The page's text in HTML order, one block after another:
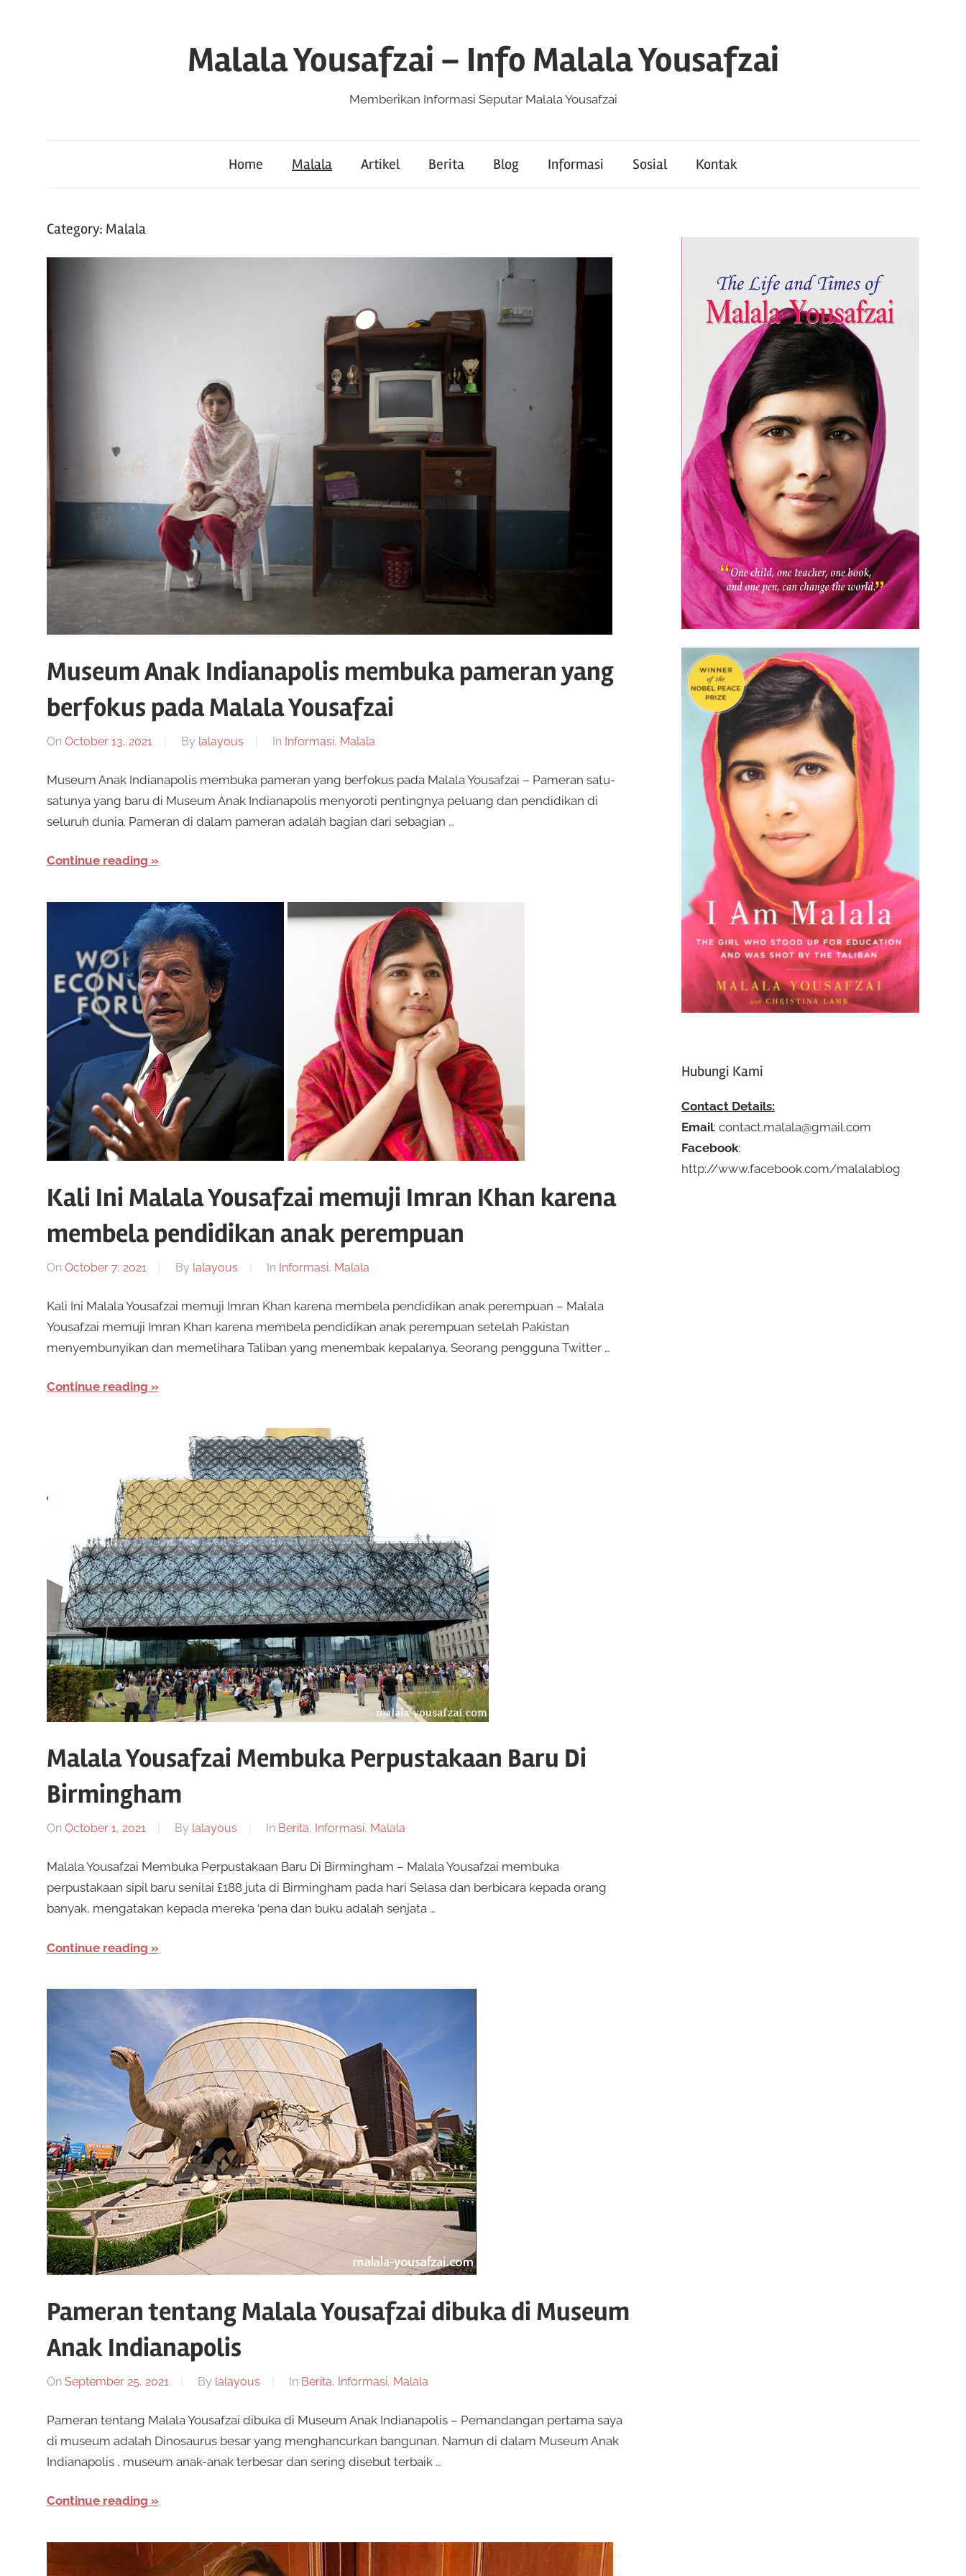
Malala Yousafzai – Info Malala Yousafzai
Memberikan Informasi Seputar Malala Yousafzai
Home Malala Artikel Berita Blog Informasi Sosial Kontak
Category: Malala
Museum Anak Indianapolis membuka pameran yang
berfokus pada Malala Yousafzai
On October 13, 2021 By lalayous In Informasi, Malala
Museum Anak Indianapolis membuka pameran yang berfokus pada Malala Yousafzai – Pameran satu-
satunya yang baru di Museum Anak Indianapolis menyoroti pentingnya peluang dan pendidikan di
seluruh dunia. Pameran di dalam pameran adalah bagian dari sebagian …
Continue reading
Kali Ini Malala Yousafzai memuji Imran Khan karena
membela pendidikan anak perempuan
On October 7, 2021 By lalayous In Informasi, Malala
Kali Ini Malala Yousafzai memuji Imran Khan karena membela pendidikan anak perempuan – Malala
Yousafzai memuji Imran Khan karena membela pendidikan anak perempuan setelah Pakistan
menyembunyikan dan memelihara Taliban yang menembak kepalanya. Seorang pengguna Twitter …
Continue reading
Malala Yousafzai Membuka Perpustakaan Baru Di
Birmingham
On October 1, 2021 By lalayous In Berita, Informasi, Malala
Malala Yousafzai Membuka Perpustakaan Baru Di Birmingham – Malala Yousafzai membuka
perpustakaan sipil baru senilai £188 juta di Birmingham pada hari Selasa dan berbicara kepada orang
banyak, mengatakan kepada mereka ‘pena dan buku adalah senjata …
Continue reading
Pameran tentang Malala Yousafzai dibuka di Museum
Anak Indianapolis
On September 25, 2021 By lalayous In Berita, Informasi, Malala
Pameran tentang Malala Yousafzai dibuka di Museum Anak Indianapolis – Pemandangan pertama saya
di museum adalah Dinosaurus besar yang menghancurkan bangunan. Namun di dalam Museum Anak
Indianapolis , museum anak-anak terbesar dan sering disebut terbaik …
Continue reading
Hubungi Kami
Contact Details:
Email: contact.malala@gmail.com
Facebook:
http://www.facebook.com/malalablog